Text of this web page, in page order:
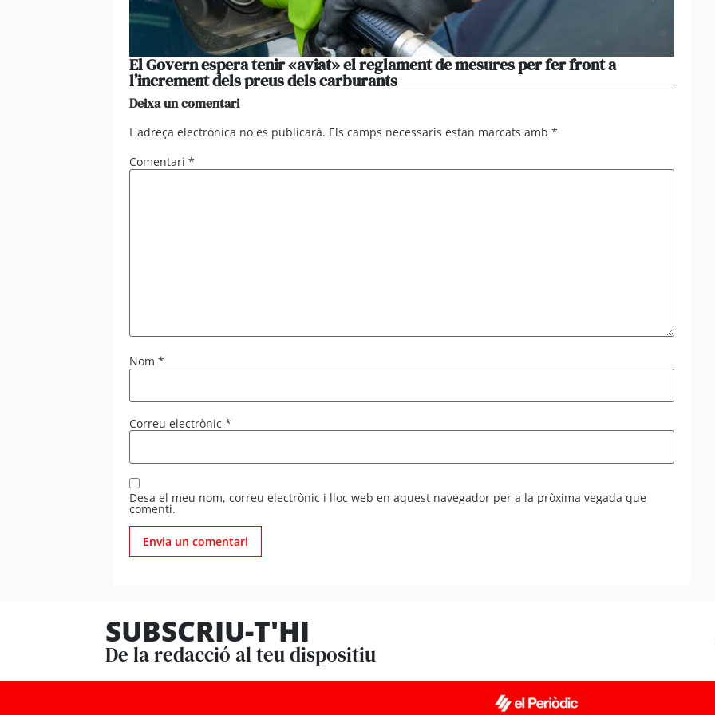
El Govern espera tenir «aviat» el reglament de mesures per fer front a
l’increment dels preus dels carburants
El
Deixa un comentari
L'adreça electrònica no es publicarà. Els camps necessaris estan marcats amb *
Comentari *
Nom *
Correu electrònic *
Desa el meu nom, correu electrònic i lloc web en aquest navegador per a la pròxima vegada que
comenti.
SUBSCRIU-T'HI
De la redacció al teu dispositiu